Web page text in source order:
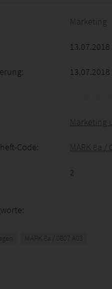
Marketing
13.07.2018
Marketing
Code: MARK 8a /
2
MARK 8a / 0807 A03